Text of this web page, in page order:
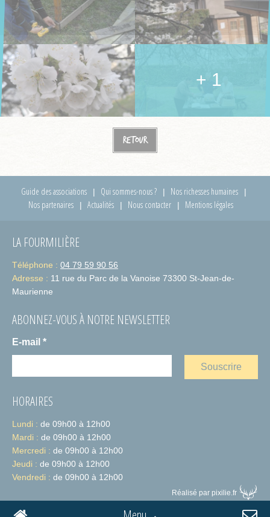
+ 1
Retour
Guide des associations Qui sommes-nous ?
Nos richesses humaines
Nos partenaires
Actualités Nous contacter Mentions légales
LA FOURMILIÈRE
Téléphone : 04 79 59 90 56
Adresse : 11 rue du Parc de la Vanoise 73300 St-Jean-de-
Maurienne
ABONNEZ-VOUS À NOTRE NEWSLETTER
E-mail *
HORAIRES
Lundi : de 09h00 à 12h00
Mardi : de 09h00 à 12h00
Mercredi : de 09h00 à 12h00
Jeudi : de 09h00 à 12h00
Vendredi : de 09h00 à 12h00
Réalisé par pixilie.fr